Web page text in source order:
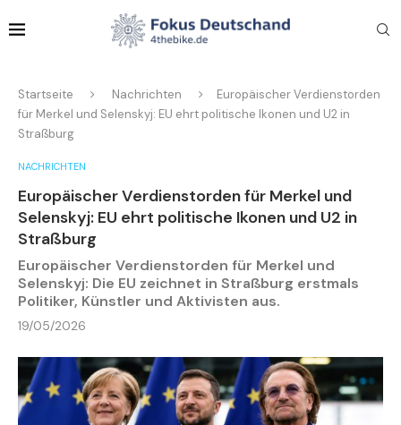
Startseite Nachrichten
Europäischer Verdienstorden
für Merkel und Selenskyj: EU ehrt politische Ikonen und U2 in
Straßburg
NACHRICHTEN
Europäischer Verdienstorden für Merkel und
Selenskyj: EU ehrt politische Ikonen und U2 in
Straßburg
Europäischer Verdienstorden für Merkel und
Selenskyj: Die EU zeichnet in Straßburg erstmals
Politiker, Künstler und Aktivisten aus.
19/05/2026